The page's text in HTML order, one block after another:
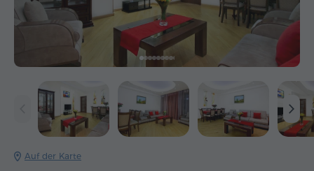
Auf der Karte